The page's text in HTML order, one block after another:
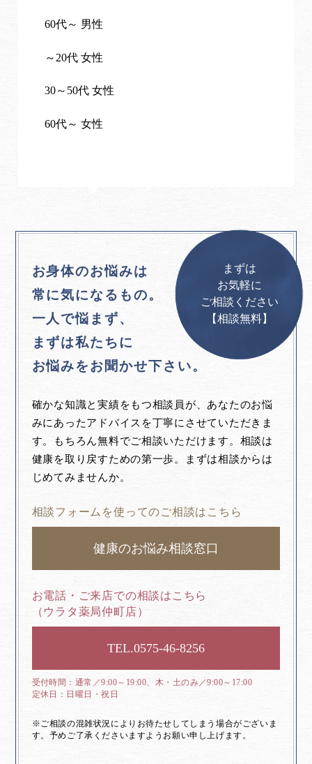
60代～ 男性
～20代 女性
30～50代 女性
60代～ 女性
お身体のお悩みは
常に気になるもの。
一人で悩まず、
まずは私たちに
お悩みをお聞かせ下さい。
確かな知識と実績をもつ相談員が、あなたのお悩
みにあったアドバイスを丁寧にさせていただきま
す。もちろん無料でご相談いただけます。相談は
健康を取り戻すための第一歩。まずは相談からは
じめてみませんか。
相談フォームを使ってのご相談はこちら
健康のお悩み相談窓口
お電話・ご来店での相談はこちら
（ウラタ薬局仲町店）
0575-46-8256
通常／9:00～19:00、木・土のみ／9:00～17:00
日曜日・祝日
※ご相談の混雑状況によりお待たせしてしまう場合がございま
す。予めご了承くださいますようお願い申し上げます。
まずは
お気軽に
ご相談ください
【相談無料】